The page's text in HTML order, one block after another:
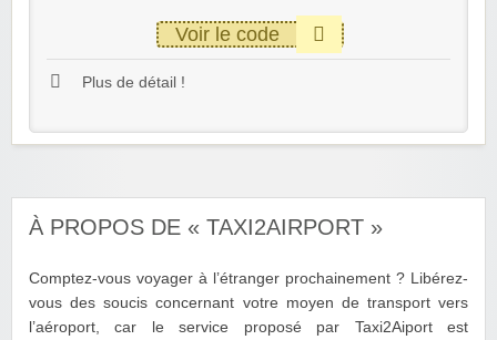
Voir le code
Plus de détail !
À PROPOS DE « TAXI2AIRPORT »
Comptez-vous voyager à l’étranger prochainement ? Libérez-
vous des soucis concernant votre moyen de transport vers
l’aéroport, car le service proposé par Taxi2Aiport est